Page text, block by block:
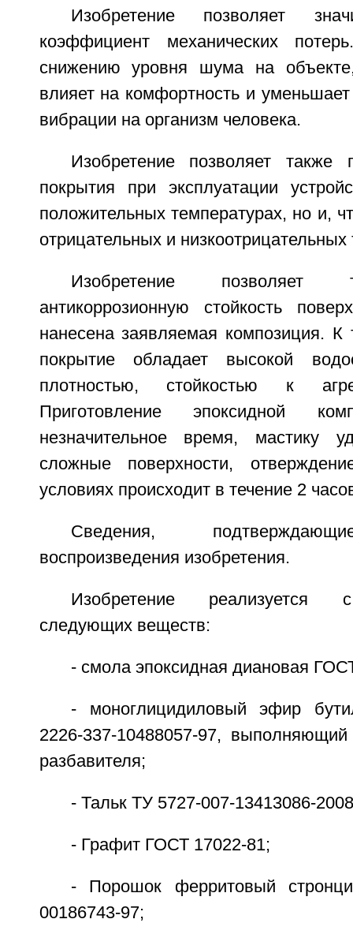
Изобретение позволяет
коэффициент механических
снижению уровня шума на
влияет на комфортность и
вибрации на организм человека.
Изобретение позволяет также
покрытия при эксплуатации
положительных температурах, но и,
отрицательных и низкоотрицательных
Изобретение позволяет
антикоррозионную стойкость
нанесена заявляемая композиция.
покрытие обладает высокой
плотностью, стойкостью к
Приготовление эпоксидной
незначительное время, мастику
сложные поверхности,
условиях происходит в течение 2
Сведения,
воспроизведения изобретения.
Изобретение реализуется
следующих веществ:
- смола эпоксидная диановая
- моноглицидиловый эфир
2226-337-10488057-97,
разбавителя;
- Тальк ТУ 5727-007-13413086-
- Графит ГОСТ 17022-81;
- Порошок ферритовый
00186743-97;